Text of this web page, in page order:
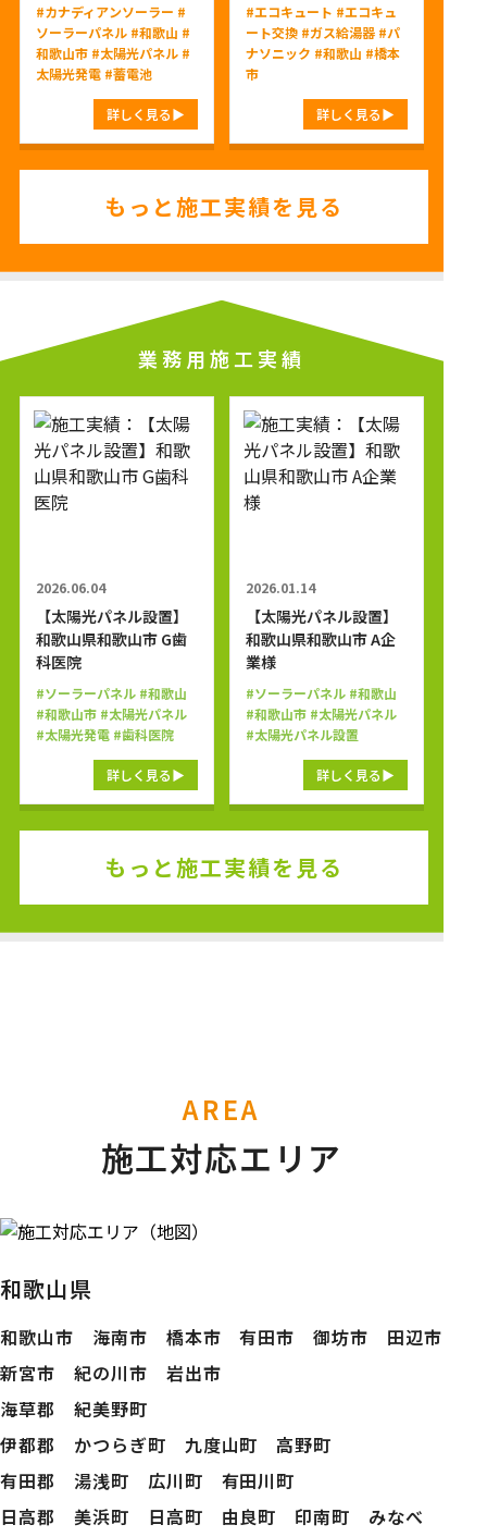
#カナディアンソーラー #
ソーラーパネル #和歌山 #
和歌山市 #太陽光パネル #
太陽光発電 #蓄電池
詳しく見る
#エコキュート #エコキュ
ート交換 #ガス給湯器 #パ
ナソニック #和歌山 #橋本
市
詳しく見る
もっと施工実績を見る
業務用施工実績
2026.06.04
【太陽光パネル設置】
和歌山県和歌山市 G歯
科医院
#ソーラーパネル #和歌山
#和歌山市 #太陽光パネル
#太陽光発電 #歯科医院
詳しく見る
2026.01.14
【太陽光パネル設置】
和歌山県和歌山市 A企
業様
#ソーラーパネル #和歌山
#和歌山市 #太陽光パネル
#太陽光パネル設置
詳しく見る
もっと施工実績を見る
AREA
施工対応エリア
和歌山県
和歌山市 海南市 橋本市 有田市 御坊市 田辺市
新宮市 紀の川市 岩出市
海草郡 紀美野町
伊都郡 かつらぎ町 九度山町 高野町
有田郡 湯浅町 広川町 有田川町
日高郡 美浜町 日高町 由良町 印南町 みなべ